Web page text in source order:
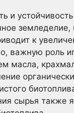
и
земледелие,
к
важную роль
масла,
сырья также